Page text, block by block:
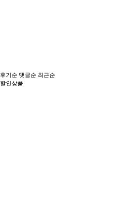
후기순 댓글순 최근순
할인상품